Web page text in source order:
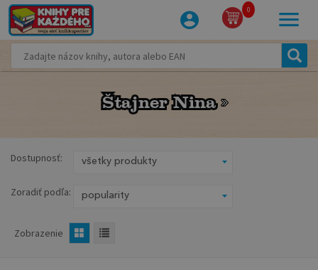
0
Štajner Nina
Štajner Nina
Dostupnosť:
Zoradiť podľa:
Zobrazenie